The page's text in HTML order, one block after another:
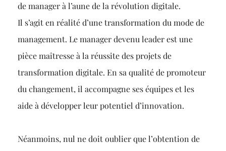
de manager à l’aune de la révolution digitale.
Il s’agit en réalité d’une transformation du mode de
management. Le manager devenu leader est une
pièce maîtresse à la réussite des projets de
transformation digitale. En sa qualité de promoteur
du changement, il accompagne ses équipes et les
aide à développer leur potentiel d’innovation.
Néanmoins, nul ne doit oublier que l’obtention de